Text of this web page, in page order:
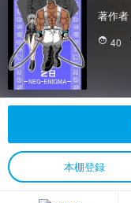
著作者
face 40
本棚登録